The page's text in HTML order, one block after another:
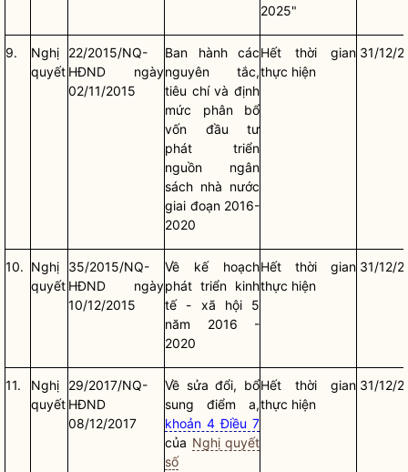
2025"
9.
Nghị
quyết
22/2015/NQ-
HĐND ngày
02/11/2015
Ban hành các
nguyên tắc,
tiêu chí và định
mức phân bổ
vốn đầu tư
phát triển
nguồn ngân
sách nhà nước
giai đoạn 2016-
2020
Hết thời gian
thực hiện
31/12/
10. Nghị
quyết
35/2015/NQ-
HĐND ngày
10/12/2015
Về kế hoạch
phát triển kinh
tế - xã hội 5
năm 2016 -
2020
Hết thời gian
thực hiện
31/12/
11.
Nghị
quyết
29/2017/NQ-
HĐND
08/12/2017
Về sửa đổi, bổ
sung điểm a,
khoản 4 Điều 7
của Nghị quyết
số
Hết thời gian
thực hiện
31/12/